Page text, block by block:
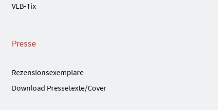
VLB-Tix
Presse
Rezensionsexemplare
Download Pressetexte/Cover